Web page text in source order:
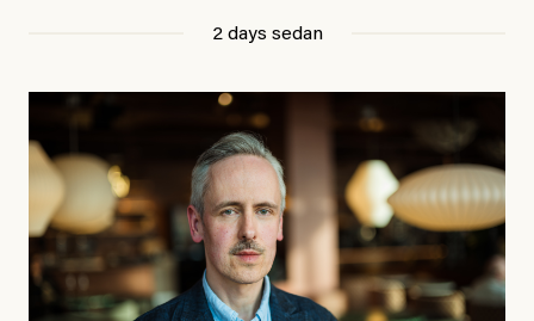
2 days sedan